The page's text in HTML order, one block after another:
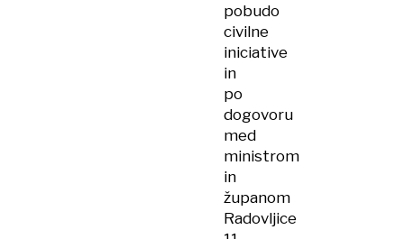
pobudo
civilne
iniciative
in
po
dogovoru
med
ministrom
in
županom
Radovljice